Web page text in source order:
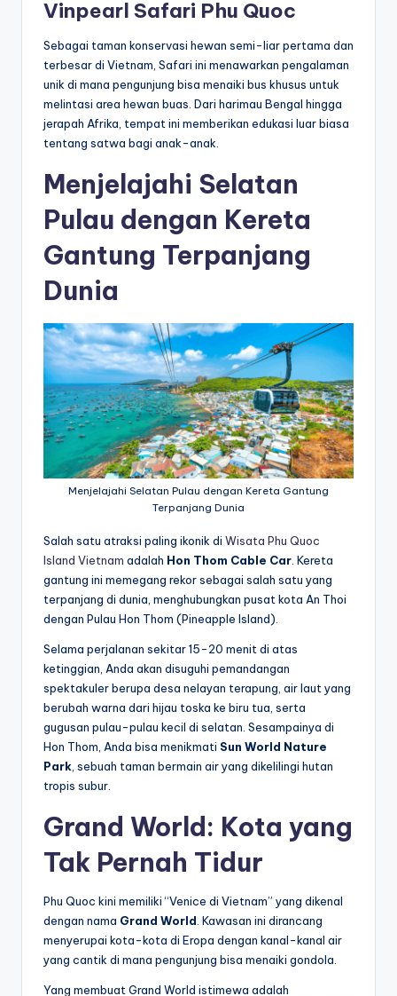
Vinpearl Safari Phu Quoc
Sebagai taman konservasi hewan semi-liar pertama dan
terbesar di Vietnam, Safari ini menawarkan pengalaman
unik di mana pengunjung bisa menaiki bus khusus untuk
melintasi area hewan buas. Dari harimau Bengal hingga
jerapah Afrika, tempat ini memberikan edukasi luar biasa
tentang satwa bagi anak-anak.
Menjelajahi Selatan
Pulau dengan Kereta
Gantung Terpanjang
Dunia
Menjelajahi Selatan Pulau dengan Kereta Gantung
Terpanjang Dunia
Salah satu atraksi paling ikonik di Wisata Phu Quoc
Island Vietnam adalah Hon Thom Cable Car . Kereta
gantung ini memegang rekor sebagai salah satu yang
terpanjang di dunia, menghubungkan pusat kota An Thoi
dengan Pulau Hon Thom (Pineapple Island).
Selama perjalanan sekitar 15-20 menit di atas
ketinggian, Anda akan disuguhi pemandangan
spektakuler berupa desa nelayan terapung, air laut yang
berubah warna dari hijau toska ke biru tua, serta
gugusan pulau-pulau kecil di selatan. Sesampainya di
Hon Thom, Anda bisa menikmati Sun World Nature
Park , sebuah taman bermain air yang dikelilingi hutan
tropis subur.
Grand World: Kota yang
Tak Pernah Tidur
Phu Quoc kini memiliki “Venice di Vietnam” yang dikenal
dengan nama Grand World . Kawasan ini dirancang
menyerupai kota-kota di Eropa dengan kanal-kanal air
yang cantik di mana pengunjung bisa menaiki gondola.
Yang membuat Grand World istimewa adalah